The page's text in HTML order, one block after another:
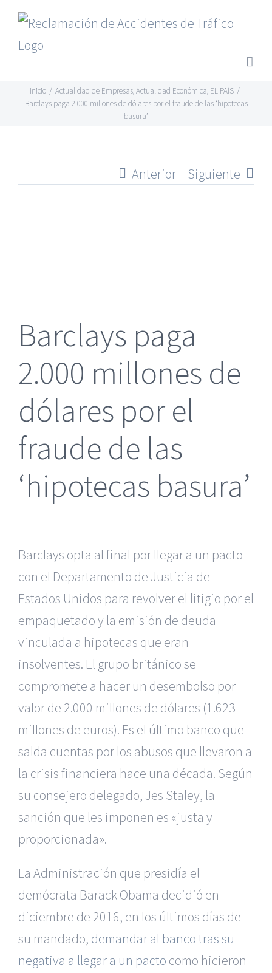
Saltar
contenido
Inicio / Actualidad de Empresas,Actualidad Económica, EL PAÍS /
Barclays paga 2.000 millones de dólares por el fraude de las ‘hipotecas
basura’
Anterior Siguiente
Barclays paga
2.000 millones de
dólares por el
fraude de las
‘hipotecas basura’
Barclays opta al final por llegar a un pacto
con el Departamento de Justicia de
Estados Unidos para revolver el litigio por el
empaquetado y la emisión de deuda
vinculada a hipotecas que eran
insolventes. El grupo británico se
compromete a hacer un desembolso por
valor de 2.000 millones de dólares (1.623
millones de euros). Es el último banco que
salda cuentas por los abusos que llevaron a
la crisis financiera hace una década. Según
su consejero delegado, Jes Staley, la
sanción que les imponen es «justa y
proporcionada».
La Administración que presidía el
demócrata Barack Obama decidió en
diciembre de 2016, en los últimos días de
su mandado, demandar al banco tras su
negativa a llegar a un pacto como hicieron